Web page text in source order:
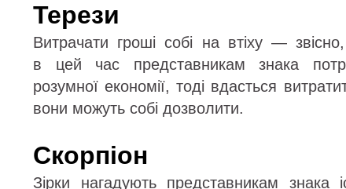
Терези
Витрачати гроші собі на втіху —
в цей час представникам знака
розумної економії, тоді вдасться
вони можуть собі дозволити.
Скорпіон
Зірки нагадують представникам знака